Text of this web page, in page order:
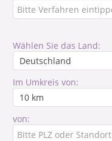
Wählen Sie das Land:
Im Umkreis von:
von: